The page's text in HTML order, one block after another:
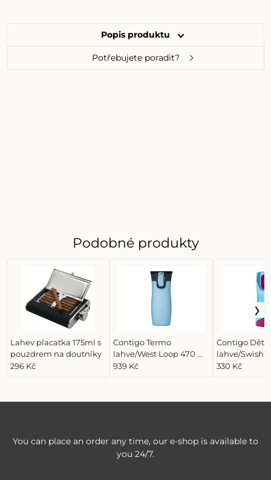
Popis produktu
Potřebujete poradit?
Podobné produkty
Lahev placatka 175ml s
pouzdrem na doutníky
296 Kč
Contigo Termo
lahve/West Loop 470 ml
Iced Aqua, ledově
939 Kč
Contigo
lahve/Swish
Skyblue,
330 Kč
You can place an order any time, our e-shop is available to
you 24/7.